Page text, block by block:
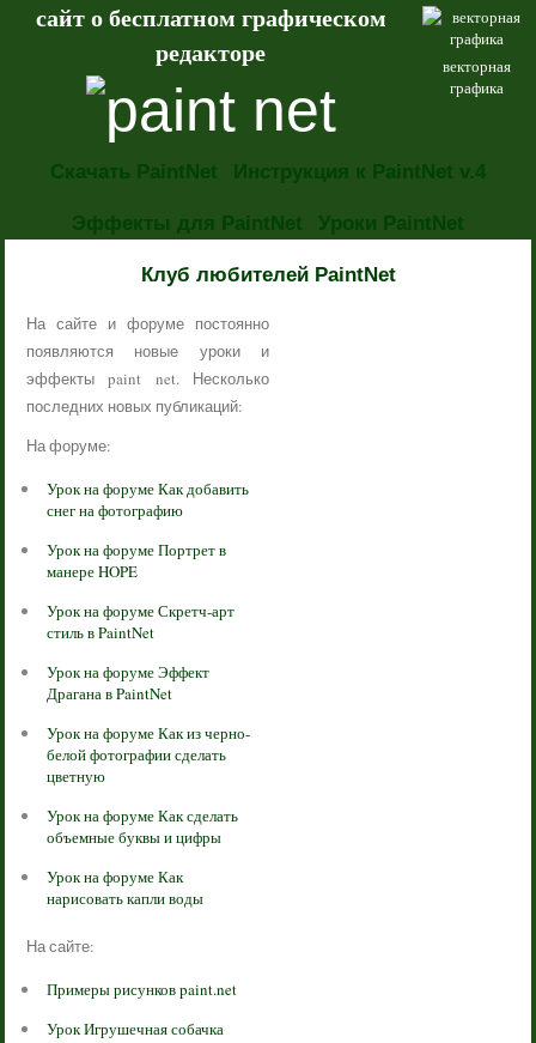
векторная
графика
сайт о бесплатном графическом
редакторе
Скачать PaintNet Инструкция к PaintNet v.4
Эффекты для PaintNet Уроки PaintNet
Клуб любителей PaintNet
На сайте и форуме постоянно
появляются новые уроки и
эффекты paint net. Несколько
последних новых публикаций:
На форуме:
Урок на форуме Как добавить
снег на фотографию
Урок на форуме Портрет в
манере HOPE
Урок на форуме Скретч-арт
стиль в PaintNet
Урок на форуме Эффект
Драгана в PaintNet
Урок на форуме Как из черно-
белой фотографии сделать
цветную
Урок на форуме Как сделать
объемные буквы и цифры
Урок на форуме Как
нарисовать капли воды
На сайте:
Примеры рисунков paint.net
Урок Игрушечная собачка